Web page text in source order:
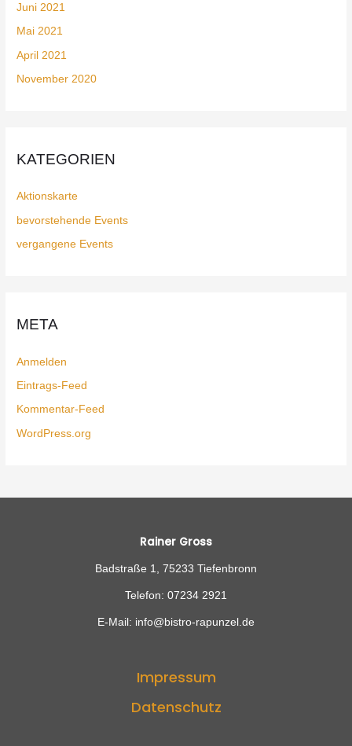
Juni 2021
Mai 2021
April 2021
November 2020
KATEGORIEN
Aktionskarte
bevorstehende Events
vergangene Events
META
Anmelden
Eintrags-Feed
Kommentar-Feed
WordPress.org
Rainer Gross
Badstraße 1, 75233 Tiefenbronn
Telefon: 07234 2921
E-Mail: info@bistro-rapunzel.de
Impressum
Datenschutz